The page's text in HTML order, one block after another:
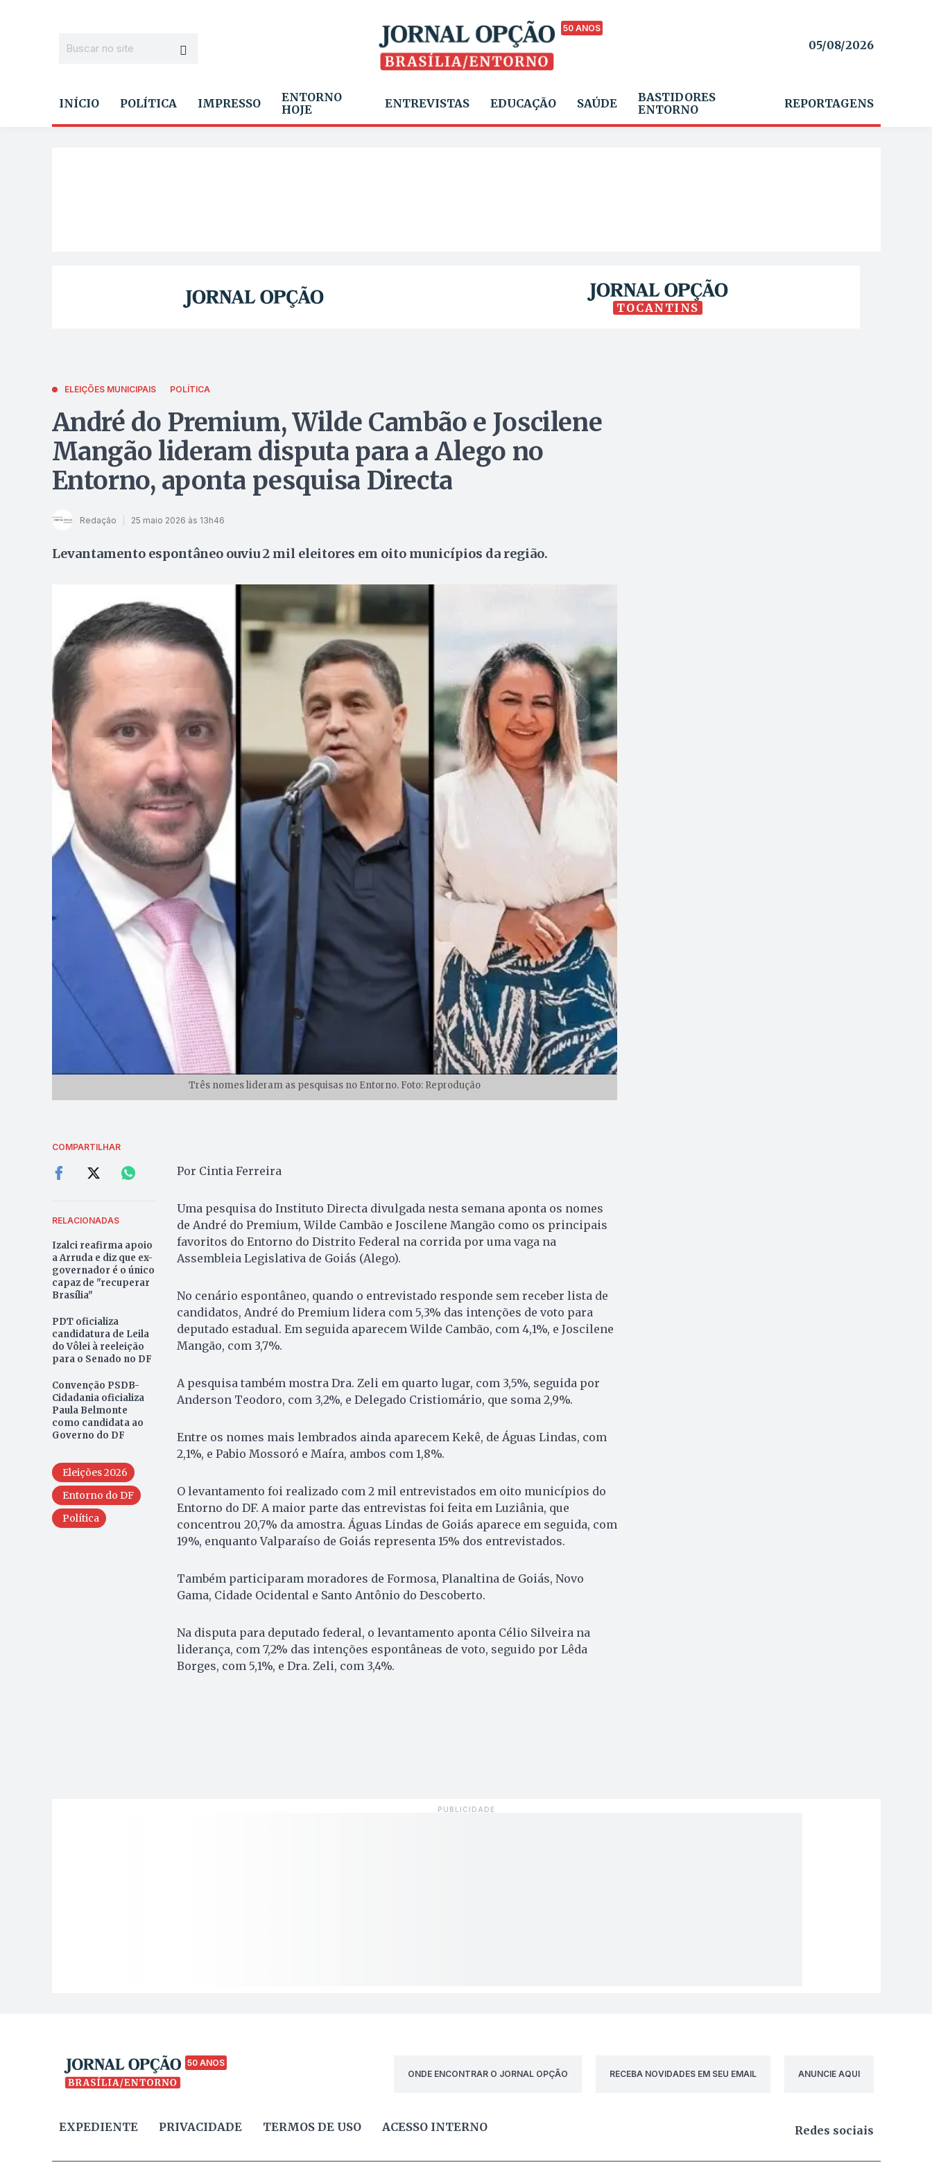
50 ANOS
05/08/2026
INÍCIO POLÍTICA IMPRESSO
ENTORNO
HOJE
ENTREVISTAS EDUCAÇÃO SAÚDE
BASTIDORES
ENTORNO
REPORTAGENS
TOCANTINS
ELEIÇÕES MUNICIPAIS POLÍTICA
André do Premium, Wilde Cambão e Joscilene
Mangão lideram disputa para a Alego no
Entorno, aponta pesquisa Directa
Redação 25 maio 2026 às 13h46
Levantamento espontâneo ouviu 2 mil eleitores em oito municípios da região.
Três nomes lideram as pesquisas no Entorno. Foto: Reprodução
COMPARTILHAR
RELACIONADAS
Izalci reafirma apoio
a Arruda e diz que ex-
governador é o único
capaz de "recuperar
Brasília"
PDT oficializa
candidatura de Leila
do Vôlei à reeleição
para o Senado no DF
Convenção PSDB-
Cidadania oficializa
Paula Belmonte
como candidata ao
Governo do DF
Eleições 2026
Entorno do DF
Política
Por Cintia Ferreira
Uma pesquisa do Instituto Directa divulgada nesta semana aponta os nomes
de André do Premium, Wilde Cambão e Joscilene Mangão como os principais
favoritos do Entorno do Distrito Federal na corrida por uma vaga na
Assembleia Legislativa de Goiás (Alego).
No cenário espontâneo, quando o entrevistado responde sem receber lista de
candidatos, André do Premium lidera com 5,3% das intenções de voto para
deputado estadual. Em seguida aparecem Wilde Cambão, com 4,1%, e Joscilene
Mangão, com 3,7%.
A pesquisa também mostra Dra. Zeli em quarto lugar, com 3,5%, seguida por
Anderson Teodoro, com 3,2%, e Delegado Cristiomário, que soma 2,9%.
Entre os nomes mais lembrados ainda aparecem Kekê, de Águas Lindas, com
2,1%, e Pabio Mossoró e Maíra, ambos com 1,8%.
O levantamento foi realizado com 2 mil entrevistados em oito municípios do
Entorno do DF. A maior parte das entrevistas foi feita em Luziânia, que
concentrou 20,7% da amostra. Águas Lindas de Goiás aparece em seguida, com
19%, enquanto Valparaíso de Goiás representa 15% dos entrevistados.
Também participaram moradores de Formosa, Planaltina de Goiás, Novo
Gama, Cidade Ocidental e Santo Antônio do Descoberto.
Na disputa para deputado federal, o levantamento aponta Célio Silveira na
liderança, com 7,2% das intenções espontâneas de voto, seguido por Lêda
Borges, com 5,1%, e Dra. Zeli, com 3,4%.
50 ANOS
ONDE ENCONTRAR O JORNAL OPÇÃO
RECEBA NOVIDADES EM SEU EMAIL ANUNCIE AQUI
EXPEDIENTE PRIVACIDADE TERMOS DE USO ACESSO INTERNO Redes sociais